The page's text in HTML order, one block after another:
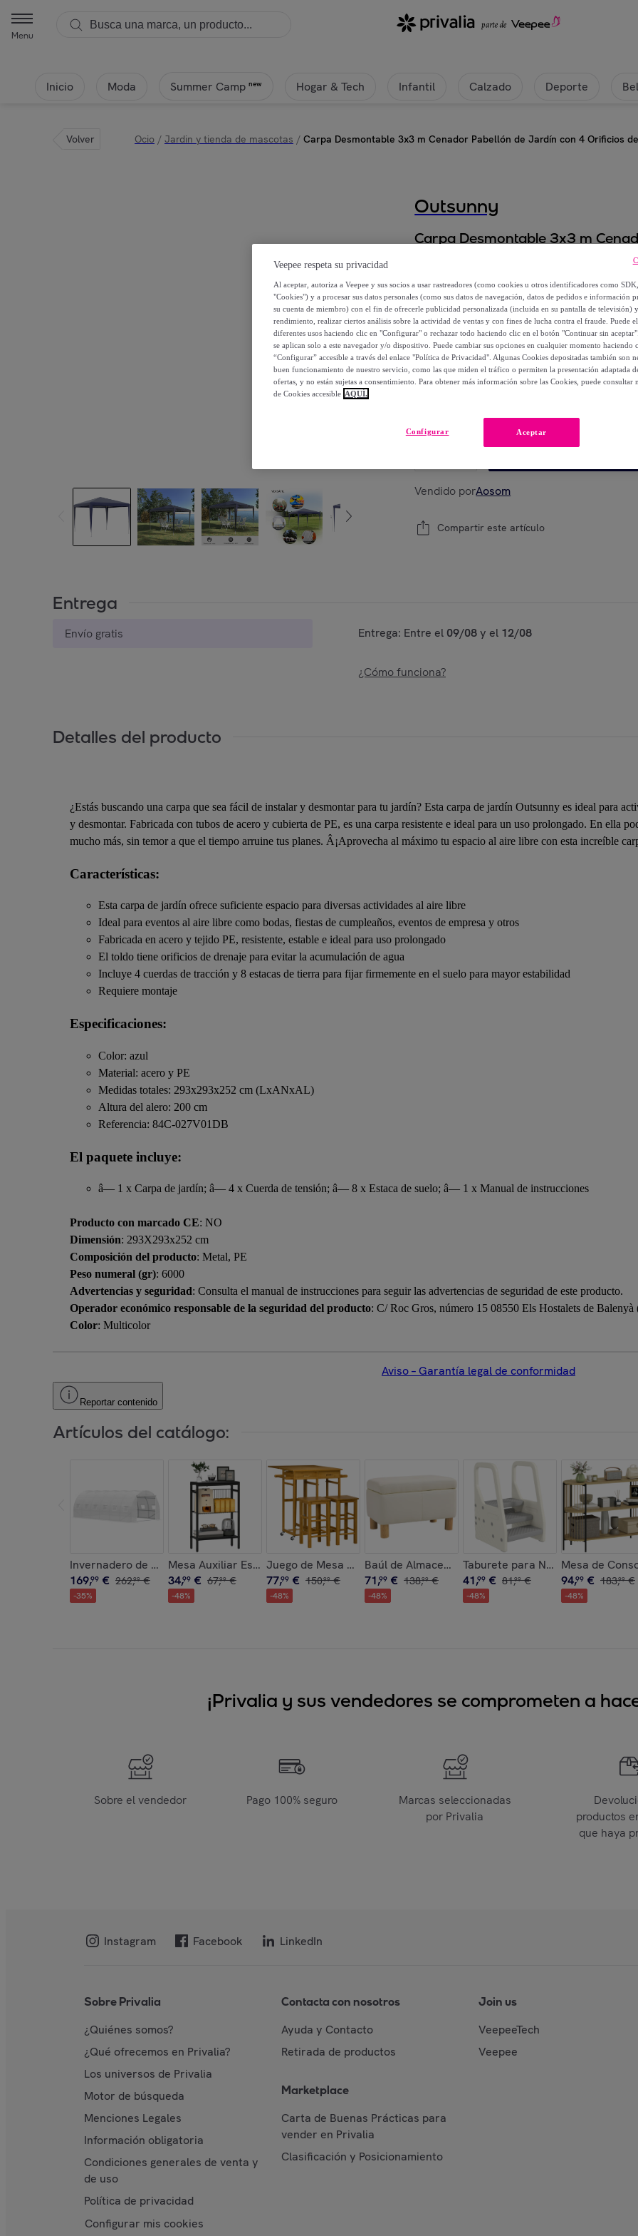
Menu
Inicio Moda Summer Camp new Hogar & Tech Infantil Calzado Deporte
Volver Ocio / Jardin y tienda de mascotas / Carpa Desmontable 3x3 m Cenador Pabellón de Jardín con 4 Orificios
Outsunny
Carpa Desmontable 3x3 m
Drenaje y Marco de Metal
41,99 €
81,99 €
-48%
293X293x252 cm
Vendido porAosom
Compartir este artículo
Entrega
Envío gratis Entrega: Entre el 09/08y el 12/08
¿Cómo funciona?
Detalles del producto
¿Estás buscando una carpa que sea fácil de instalar y desmontar para tu jardín? Esta carpa de jardín Outsunny es ideal para
y desmontar. Fabricada con tubos de acero y cubierta de PE, es una carpa resistente e ideal para un uso prolongado. En ella
mucho más, sin temor a que el tiempo arruine tus planes. Â¡Aprovecha al máximo tu espacio al aire libre con esta increíble
Características:
Esta carpa de jardín ofrece suficiente espacio para diversas actividades al aire libre
Ideal para eventos al aire libre como bodas, fiestas de cumpleaños, eventos de empresa y otros
Fabricada en acero y tejido PE, resistente, estable e ideal para uso prolongado
El toldo tiene orificios de drenaje para evitar la acumulación de agua
Incluye 4 cuerdas de tracción y 8 estacas de tierra para fijar firmemente en el suelo para mayor estabilidad
Requiere montaje
Especificaciones:
Color: azul
Material: acero y PE
Medidas totales: 293x293x252 cm (LxANxAL)
Altura del alero: 200 cm
Referencia: 84C-027V01DB
El paquete incluye:
â— 1 x Carpa de jardín; â— 4 x Cuerda de tensión; â— 8 x Estaca de suelo; â— 1 x Manual de instrucciones
Producto con marcado CE: NO
Dimensión: 293X293x252 cm
Composición del producto: Metal, PE
Peso numeral (gr): 6000
Advertencias y seguridad: Consulta el manual de instrucciones para seguir las advertencias de seguridad de este producto.
Operador económico responsable de la seguridad del producto: C/ Roc Gros, número 15 08550 Els Hostalets de Balenyà
Color: Multicolor
Aviso – Garantía legal de conformidad
Reportar contenido
Artículos del catálogo:
Invernadero de Túnel 6x3x2 m con Puerta Enrollable 12 Ventanas Cubierta de PE 140 g/m² y Metal
169,99 € 262,99 €
-35%
Mesa Auxiliar Estrecha de 3 Niveles Mesita Auxiliar Industrial con Estantes Abiertos y
34,99 € 67,99 €
-48%
Juego de Mesa Alta de Bar y 2 Taburetes, Mesa Alta de Cocina de
77,99 € 150,99 €
-48%
Baúl de Almacenaje para Dormitorio 33L Puff
71,99 € 138,99 €
-48%
Taburete para Niños Ajustable
41,99 € 81,99 €
-48%
Mesa de
94,99 € 183,99 €
-48%
¡Privalia y sus vendedores se comprometen a
Sobre el vendedor Pago 100% seguro
Marcas seleccionadas
por Privalia
productos
que haya
Instagram Facebook LinkedIn
Sobre Privalia
¿Quiénes somos?
¿Qué ofrecemos en Privalia?
Los universos de Privalia
Motor de búsqueda
Menciones Legales
Información obligatoria
Condiciones generales de venta y
de uso
Política de privacidad
Configurar mis cookies
Contacta con nosotros
Ayuda y Contacto
Retirada de productos
Marketplace
Carta de Buenas Prácticas para
vender en Privalia
Clasificación y Posicionamiento
Join us
VeepeeTech
Veepee
Veepee respeta su privacidad
Al aceptar, autoriza a Veepee y sus socios a usar rastreadores (como cookies u otros identificadores como
"Cookies") y a procesar sus datos personales (como sus datos de navegación, datos de pedidos e información
su cuenta de miembro) con el fin de ofrecerle publicidad personalizada (incluida en su pantalla de televisión)
rendimiento, realizar ciertos análisis sobre la actividad de ventas y con fines de lucha contra el fraude. Puede
diferentes usos haciendo clic en "Configurar" o rechazar todo haciendo clic en el botón "Continuar sin
se aplican solo a este navegador y/o dispositivo. Puede cambiar sus opciones en cualquier momento haciendo
“Configurar” accesible a través del enlace "Política de Privacidad". Algunas Cookies depositadas también son
buen funcionamiento de nuestro servicio, como las que miden el tráfico o permiten la presentación adaptada
ofertas, y no están sujetas a consentimiento. Para obtener más información sobre las Cookies, puede consultar
de Cookies accesible AQUÍ.
Aceptar
Configurar